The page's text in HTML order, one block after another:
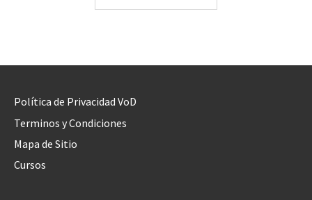
Política de Privacidad VoD
Terminos y Condiciones
Mapa de Sitio
Cursos